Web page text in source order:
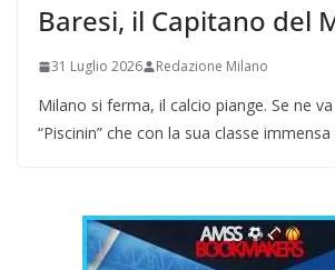
Baresi, il Capitano del
31 Luglio 2026 Redazione Milano
Milano si ferma, il calcio piange. Se ne
“Piscinin” che con la sua classe immensa